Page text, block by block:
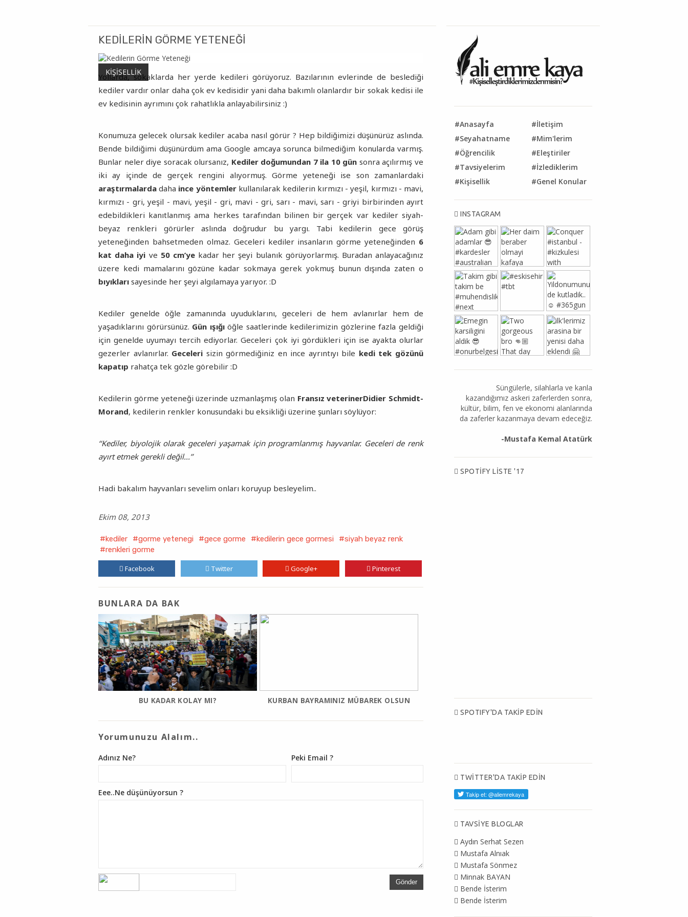
#Anasayfa
#İletişim
#Seyahatname
#Mim'lerim
#Öğrencilik
#Eleştiriler
#Tavsiyelerim
#İzlediklerim
#Kişisellik
#Genel Konular
INSTAGRAM
Süngülerle, silahlarla ve kanla
kazandığımız askeri zaferlerden sonra,
kültür, bilim, fen ve ekonomi alanlarında
da zaferler kazanmaya devam edeceğiz.
-Mustafa Kemal Atatürk
SPOTİFY LİSTE '17
SPOTIFY'DA TAKİP EDİN
TWİTTER'DA TAKİP EDİN
TAVSİYE BLOGLAR
Aydın Serhat Sezen
Mustafa Alnıak
Mustafa Sönmez
Minnak BAYAN
Bende İsterim
Bende İsterim
KEDILERIN GÖRME YETENEĞI
KIŞISELLIK
Yollarda, sokaklarda her yerde kedileri görüyoruz. Bazılarının evlerinde de beslediği
kediler vardır onlar daha çok ev kedisidir yani daha bakımlı olanlardır bir sokak kedisi ile
ev kedisinin ayrımını çok rahatlıkla anlayabilirsiniz :)
Konumuza gelecek olursak kediler acaba nasıl görür ? Hep bildiğimizi düşünürüz aslında.
Bende bildiğimi düşünürdüm ama Google amcaya sorunca bilmediğim konularda varmış.
Bunlar neler diye soracak olursanız, Kediler doğumundan 7 ila 10 gün sonra açılırmış ve
iki ay içinde de gerçek rengini alıyormuş. Görme yeteneği ise son zamanlardaki
araştırmalarda daha ince yöntemlerkullanılarak kedilerin kırmızı - yeşil, kırmızı - mavi,
kırmızı - gri, yeşil - mavi, yeşil - gri, mavi - gri, sarı - mavi, sarı - griyi birbirinden ayırt
edebildikleri kanıtlanmış ama herkes tarafından bilinen bir gerçek var kediler siyah-
beyaz renkleri görürler aslında doğrudur bu yargı. Tabi kedilerin gece görüş
yeteneğinden bahsetmeden olmaz. Geceleri kediler insanların görme yeteneğinden 6
kat daha iyi ve 50 cm’yekadar her şeyi bulanık görüyorlarmış. Buradan anlayacağınız
üzere kedi mamalarını gözüne kadar sokmaya gerek yokmuş bunun dışında zaten o
bıyıkları sayesinde her şeyi algılamaya yarıyor. :D
Kediler genelde öğle zamanında uyuduklarını, geceleri de hem avlanırlar hem de
yaşadıklarını görürsünüz. Gün ışığıöğle saatlerinde kedilerimizin gözlerine fazla geldiği
için genelde uyumayı tercih ediyorlar. Geceleri çok iyi gördükleri için ise ayakta olurlar
gezerler avlanırlar. Geceleri sizin görmediğiniz en ince ayrıntıyı bile kedi tek gözünü
kapatıp rahatça tek gözle görebilir :D
Kedilerin görme yeteneği üzerinde uzmanlaşmış olan Fransız veterinerDidier Schmidt-
Morand, kedilerin renkler konusundaki bu eksikliği üzerine şunları söylüyor:
‘‘Kediler, biyolojik olarak geceleri yaşamak için programlanmış hayvanlar. Geceleri de renk
ayırt etmek gerekli değil...’’
Hadi bakalım hayvanları sevelim onları koruyup besleyelim..
Ekim 08, 2013
#kediler #gorme yetenegi #gece gorme #kedilerin gece gormesi
#siyah beyaz renk
#renkleri gorme
Facebook Twitter Google+ Pinterest
BUNLARA DA BAK
BU KADAR KOLAY MI? KURBAN BAYRAMINIZ MÜBAREK OLSUN
Yorumunuzu Alalım..
Adınız Ne? Peki Email ?
Eee..Ne düşünüyorsun ?